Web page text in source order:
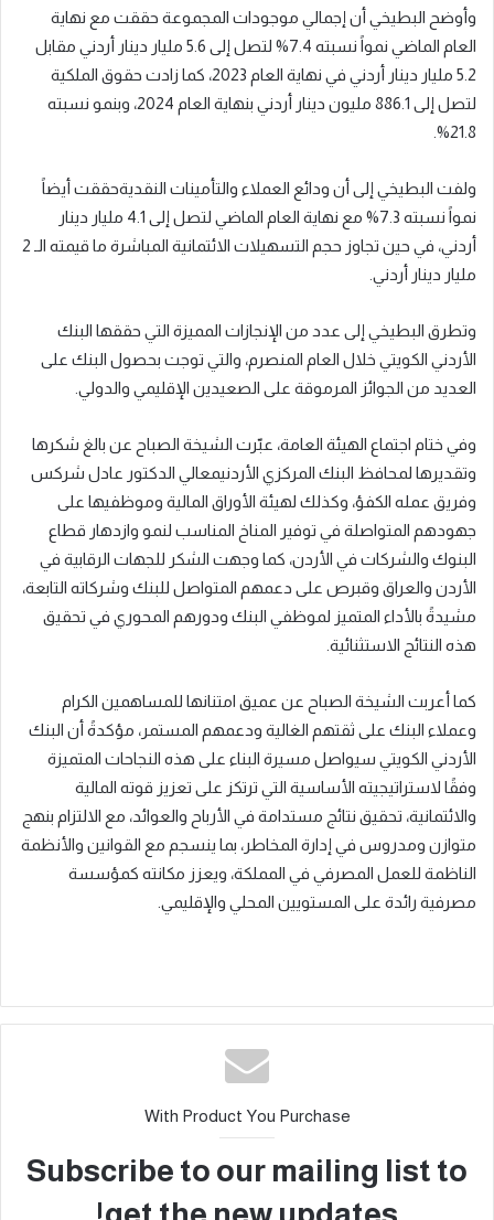
وأوضح البطيخي أن إجمالي موجودات المجموعة حققت مع نهاية
العام الماضي نمواً نسبته 7.4% لتصل إلى 5.6 مليار دينار
أردني مقابل
5.2 مليار دينار
أردني في نهاية العام 2023، كما زادت حقوق الملكية
لتصل إلى 886.1 مليون دينار
أردني بنهاية ال
عام 2024، وبنمو نسبته
21.8
%
ولفت البطيخي إلى أن ودائع العملاء والتأمينات النقديةحققت أيضاً
نمواً نسبته 7.3%
مع نهاية العام الماضي
لتصل إلى 4.1 مليار دينار
أردني، في حين تجاوز حجم التسهيلات الائتمانية المباشرة ما قيمته الـ 2
مليار دينار أردني.
وتطرق البطيخي إلى عدد من الإنجازات المميزة التي حققها البنك
الأردني الكويتي خلال العام المنصرم، والتي توجت بحصول البنك على
العديد من الجوائز المرموقة على الصعيدين الإقليمي والدولي
وفي ختام اجتماع الهيئة العامة، عبّرت الشيخة الصباح عن بالغ شكرها
وتقديرها لمحافظ البنك المركزي الأردنيمعالي الدكتور عادل شركس
وفريق عمله الكفؤ، وكذلك لهيئة الأوراق المالية وموظفيها على
جهودهم المتواصلة في توفير المناخ المناسب لنمو وازدهار قطاع
البنوك والشركات في الأردن، كما وجهت الشكر للجهات الرقابية في
الأردن والعراق وقبرص على دعمهم المتواصل للبنك وشركاته التابعة،
مشيدةً بالأداء المتميز لموظفي البنك ودورهم المحوري في تحقيق
هذه النتائج الاستثنائية
كما أعربت الشيخة الصباح عن عميق امتنانها للمساهمين الكرام
وعملاء البنك على ثقتهم الغالية ودعمهم المستمر، مؤكدةً أن البنك
الأردني الكويتي سيواصل مسيرة البناء على هذه النجاحات المتميزة
وفقًا لاستراتيجيته الأساسية التي ترتكز على تعزيز قوته المالية
والائتمانية، تحقيق نتائج مستدامة في الأرباح والعوائد، مع الالتزام بنهج
متوازن ومدروس في إدارة المخاطر، بما ينسجم مع القوانين والأنظمة
الناظمة للعمل المصرفي في المملكة، ويعزز مكانته كمؤسسة
مصرفية رائدة على المستويين المحلي والإقليمي.
With Product You Purchase
Subscribe to our mailing list to